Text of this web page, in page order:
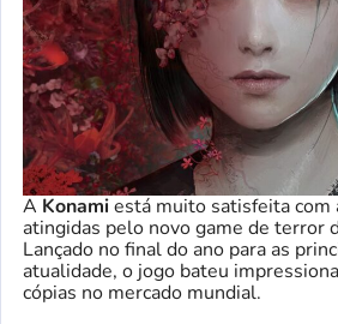
A Konamiestá muito satisfeita com
atingidas pelo novo game de terror
Lançado no final do ano para as
atualidade, o jogo bateu
cópias no mercado mundial.